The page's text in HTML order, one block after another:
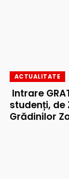
ACTUALITATE
Intrare
studenți, de
Grădinilor